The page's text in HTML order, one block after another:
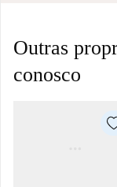
Outras
conosco